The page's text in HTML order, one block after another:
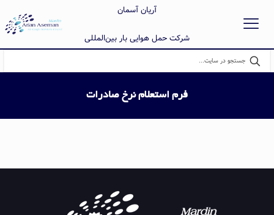
آریان آسمان
شرکت حمل هوایی بار بین‌المللی
فرم استعلام نرخ صادرات